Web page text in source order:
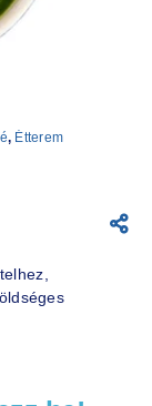
, Étterem